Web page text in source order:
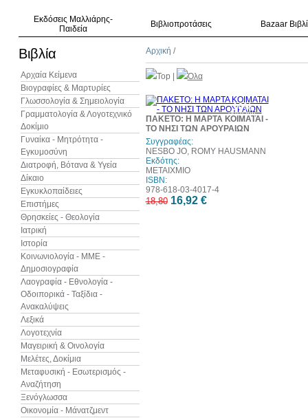
Εκδόσεις Μαλλιάρης-
Παιδεία
Βιβλιοπροτάσεις Bazaar
Βιβλία
Αρχαία Κείμενα
Βιογραφίες & Μαρτυρίες
Γλωσσολογία & Σημειολογία
Γραμματολογία & Λογοτεχνικό
Δοκίμιο
Γυναίκα - Μητρότητα -
Εγκυμοσύνη
Διατροφή, Βότανα & Υγεία
Δίκαιο
Εγκυκλοπαίδειες
Επιστήμες
Θρησκείες - Θεολογία
Ιατρική
Ιστορία
Κοινωνιολογία - ΜΜΕ -
Δημοσιογραφία
Λαογραφία - Εθνολογία -
Οδοιπορικά - Ταξίδια -
Ανακαλύψεις
Λεξικά
Λογοτεχνία
Μαγειρική & Οινολογία
Μελέτες, Δοκίμια
Μεταφυσική - Εσωτερισμός -
Αναζήτηση
Ξενόγλωσσα
Οικονομία - Μάνατζμεντ
Αρχική /
Top Όλα
10%
έκπτωση
ΠΑΚΕΤΟ: Η ΜΑΡΤΑ ΚΟΙΜΑΤΑΙ -
ΤΟ ΝΗΣΙ ΤΩΝ ΑΡΟΥΡΑΙΩΝ
Συγγραφέας:
NESBO JO, ROMY HAUSMANN
Εκδότης:
ΜΕΤΑΙΧΜΙΟ
ISBN:
978-618-03-4017-4
18,80 16,92 €